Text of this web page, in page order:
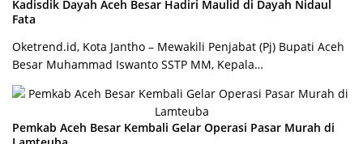
Kadisdik Dayah Aceh Besar Hadiri Maulid di Dayah Nidaul
Fata
Oketrend.id, Kota Jantho – Mewakili Penjabat (Pj) Bupati Aceh
Besar Muhammad Iswanto SSTP MM, Kepala…
Pemkab Aceh Besar Kembali Gelar Operasi Pasar Murah di